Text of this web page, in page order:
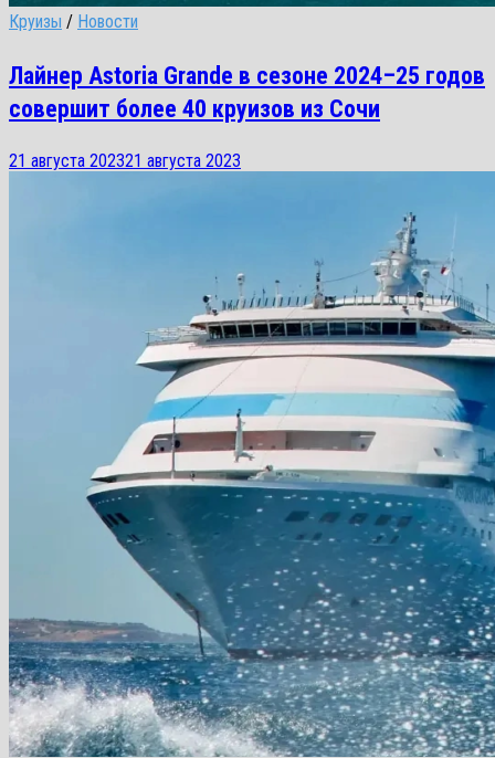
Круизы / Новости
Лайнер Astoria Grande в сезоне 2024–25 годов
совершит более 40 круизов из Сочи
21 августа 202321 августа 2023